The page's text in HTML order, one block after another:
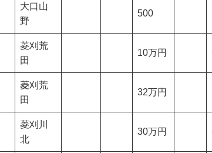
大口山
野
500
菱刈荒
田
10万円
菱刈荒
田
32万円
菱刈川
北
30万円